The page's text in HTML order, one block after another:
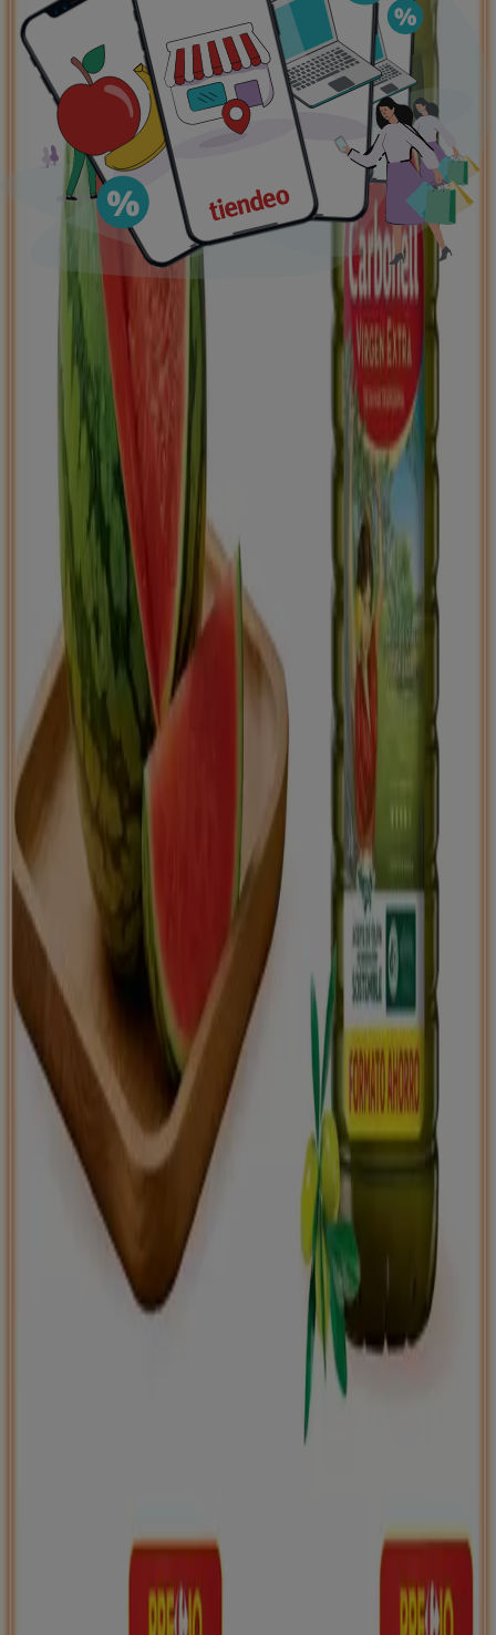
Ofertas destacadas
supermercadosjardín y bricolaje Freidora de airepatinete
eléctrico
viajesaceite de olivacomida
asiática
aguacates bomba de agua
Tiendeo en tu ciudad
Madrid Barcelona Valencia Sevilla
Zaragoza
Palma de Mallorca Alicante
Murcia
Las Palmas de Gran Canaria
Valladolid
Coruña
Vigo
Granada
Ver más ciudades
Descargar la APP
Tiendeo international
España Italia United Kingdom México
Brasil
Colombia
Argentina France
United States
Nederland
Deutschland Perú
Portugal
Australia
Türkiye Polska Norge
Österreich
Sverige
Ecuador Singapore South Africa
Canada
Danmark
Suomi
Belgique
Schweiz
United Arab Emirates România
Maroc
Ceská republika
Slovenská republika
Magyarország
България
Publicidad
Tiendeo forma parte de Shopfully, la empresa
tecnológica que está reinventando las compras locales
en todo el mundo.